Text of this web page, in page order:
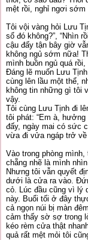
mệt rồi, nghỉ ngơi sớm
Tôi vội vàng hỏi Lưu
sổ đó không?”, “Nhìn
cậu đấy tận bây giờ
không ngủ sớm nữa!
mình buồn ngủ quá
Đáng lẽ muốn Lưu
cùng lên lầu một thể,
không tin những gì tôi
vậy.
Tôi cùng Lưu Tịnh đi
tôi phát: “Em à,
đấy, ngày mai có sức
vừa đi vửa ngáp trở về
Vào trong phòng
chẵng nhẽ là mình
Nhưng tôi vẫn quyết
dưới là cửa ra vào.
cỏ. Lúc đầu cũng vì lý
này. Buổi tối ở đây
cả ngọn núi bị màn
cảm thấy sờ sợ trong
kéo rèm cửa thật
quả rất mệt mỏi tôi